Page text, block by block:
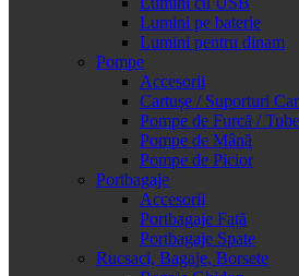
Lumini pe baterie
Lumini pentru dinam
Pompe
Accesorii
Cartușe / Suporturi
Pompe de Furcă /
Pompe de Mână
Pompe de Picior
Portbagaje
Accesorii
Portbagaje Față
Portbagaje Spate
Rucsaci, Bagaje, Borsete